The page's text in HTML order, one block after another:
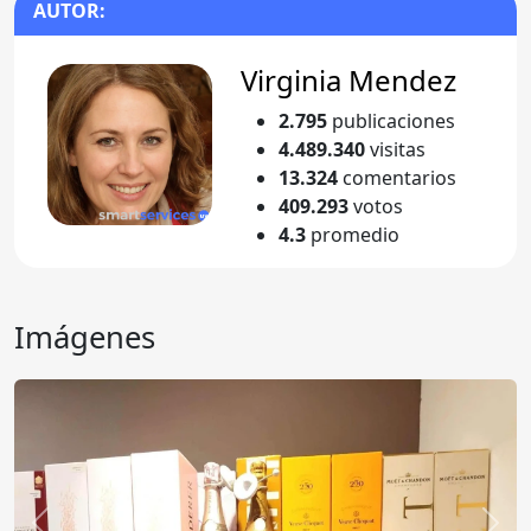
AUTOR:
Virginia Mendez
2.795 publicaciones
4.489.340visitas
13.324 comentarios
409.293votos
4.3 promedio
Imágenes